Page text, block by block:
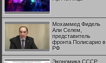
Мохаммед Фидель
Али Селем,
представитель
фронта Полисарио в
РФ
Экономика СССР